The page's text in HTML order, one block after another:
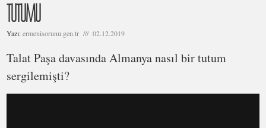
TUTUMU
Yazı:ermenisorunu.gen.tr /// 02.12.2019
Talat Paşa davasında Almanya nasıl bir tutum
sergilemişti?